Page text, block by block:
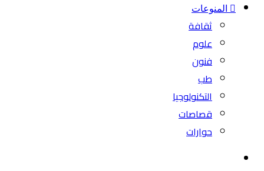
المنوعات
ثقافة
علوم
فنون
طب
التكنولوجيا
قصاصات
حوارات